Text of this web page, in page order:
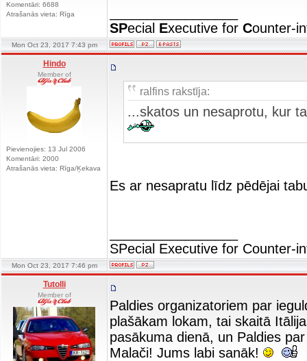
Komentāri: 6688
Atrašanās vieta: Rīga
SPecial Executive for Counter-
Mon Oct 23, 2017 7:43 pm
Hindo
Member of
Pievienojies: 13 Jul 2006
Komentāri: 2000
Atrašanās vieta: Rīga/Ķekava
ralfins rakstīja:
...skatos un nesaprotu, kur
Es ar nesapratu līdz pēdējai
SPecial Executive for Counter-
Mon Oct 23, 2017 7:46 pm
Tutolli
Member of
Paldies organizatoriem par
plašākam lokam, tai skaitā
pasākuma dienā, un Paldies
Malači! Jums labi sanāk!